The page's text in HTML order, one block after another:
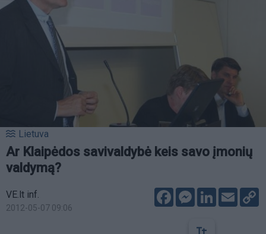
Lietuva
Ar Klaipėdos savivaldybė keis savo įmonių
valdymą?
VE.lt inf.
2012-05-07 09:06
FacebookMessenger
LinkedIn
Email